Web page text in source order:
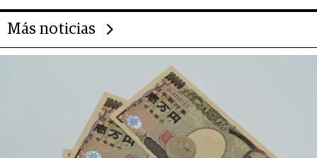
Más noticias